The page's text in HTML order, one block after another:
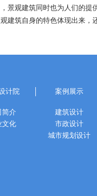
景观建筑同时也为人们的提
建筑自身的特色体现出来，
计院
简介
文化
案例展示
建筑设计
市政设计
城市规划设计